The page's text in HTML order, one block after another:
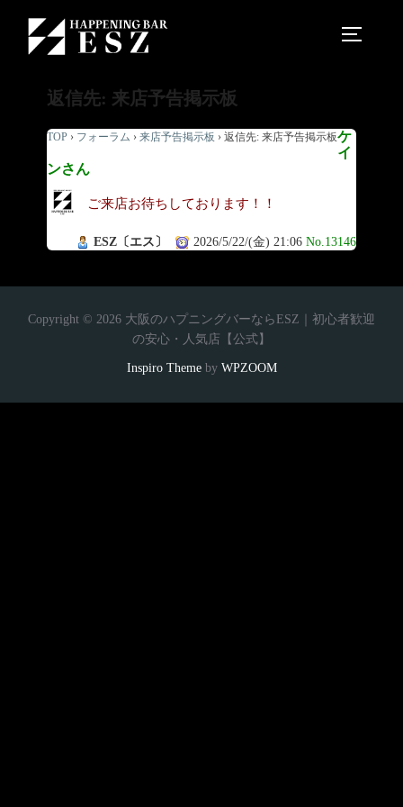
返信先: 来店予告掲示板
TOP › フォーラム › 来店予告掲示板 › 返信先: 来店予告掲示板ケ
イ
ンさん
ご来店お待ちしております！！
ESZ〔エス〕 2026/5/22/(金) 21:06 No.13146
Copyright © 2026 大阪のハプニングバーならESZ｜初心者歓迎
の安心・人気店【公式】
Inspiro Themeby WPZOOM